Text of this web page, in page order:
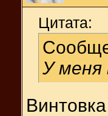
Цитата:
У меня